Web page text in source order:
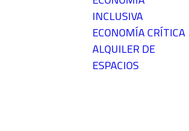
INCLUSIVA
ECONOMÍA CRÍTICA
ALQUILER DE
ESPACIOS